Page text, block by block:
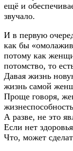
ещё и
звучало.
И в первую
как бы
потому как
потомство, то
Давая жизнь
жизнь самой
Проще говоря,
А разве, не это
Если нет
Что, может